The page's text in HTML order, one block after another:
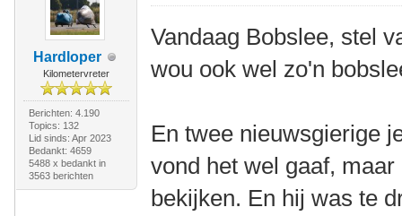
Hardloper
Kilometervreter
Berichten: 4.190
Topics: 132
Lid sinds: Apr 2023
Bedankt: 4659
5488 x bedankt in
3563 berichten
Vandaag Bobslee, stel
wou ook wel zo'n
En twee nieuwsgierige
vond het wel gaaf,
bekijken. En hij was te